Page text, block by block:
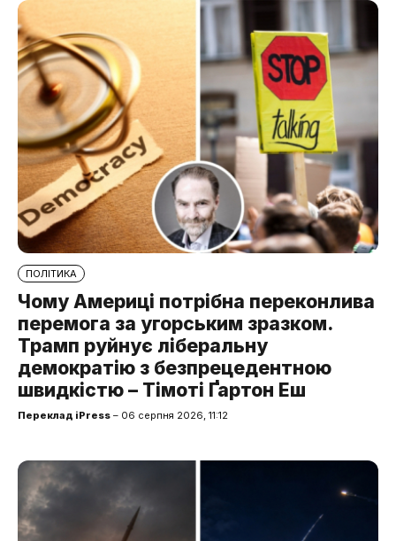
ПОЛІТИКА
Чому Америці потрібна переконлива
перемога за угорським зразком.
Трамп руйнує ліберальну
демократію з безпрецедентною
швидкістю – Тімоті Ґартон Еш
Переклад iPress – 06 серпня 2026, 11:12